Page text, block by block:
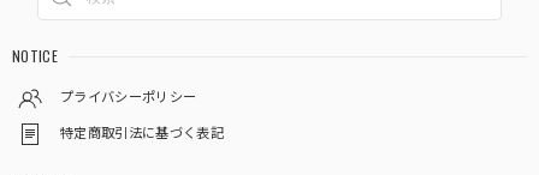
NOTICE
プライバシーポリシー
特定商取引法に基づく表記